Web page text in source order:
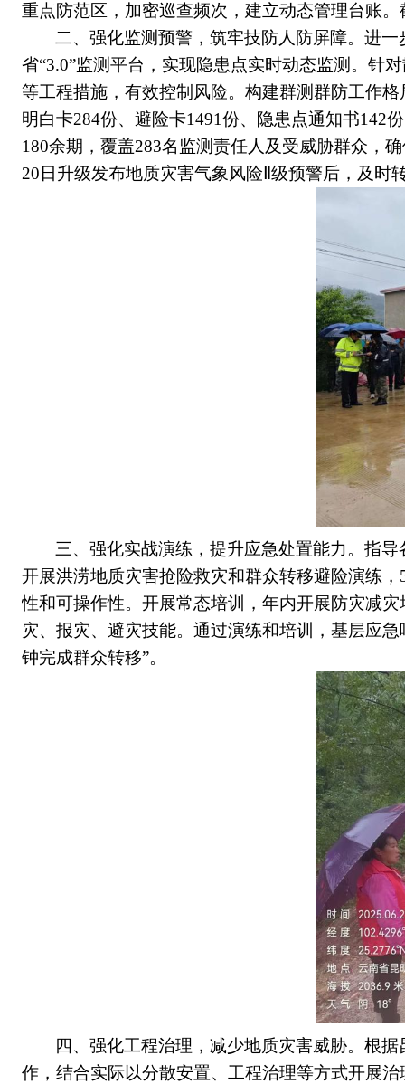
重点防范区，加密巡查频次，建立动态管理台账。
二、强化监测预警，筑牢技防人防屏障。 进一
省“3.0”监测平台，实现隐患点实时动态监测。针
等工程措施，有效控制风险。 构建群测群防工作格
明白卡284份、避险卡1491份、隐患点通知书142
180余期，覆盖283名监测责任人及受威胁群众，
20 日升级发布地质灾害气象风险 级预警后，及时
三、强化实战演练，提升应急处置能力。 指导
开展洪涝地质灾害抢险救灾和群众转移避险演练，
性和可操作性。 开展常态培训 ， 年内开展防灾减灾
灾、报灾、避灾技能。通过演练和培训，基层应
钟完成群众转移”。
四 、 强化工程治理 ，减少地质灾害威胁。 根据
作，结合实际以分散安置、工程治理等方式开展治